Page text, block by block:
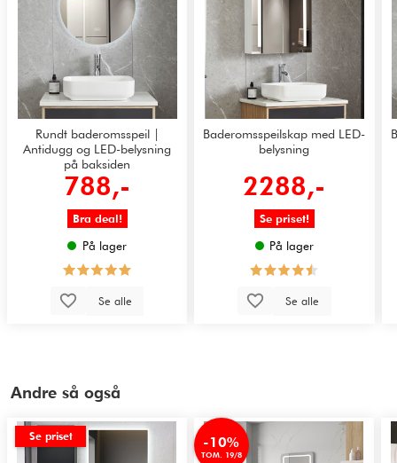
Rundt baderomsspeil |
Antidugg og LED-belysning
på baksiden
788,-
Bra deal!
På lager
Se alle
Baderomsspeilskap med LED-
belysning
2288,-
Se priset!
På lager
Se alle
Andre så også
Se priset -10%
TOM. 19/8